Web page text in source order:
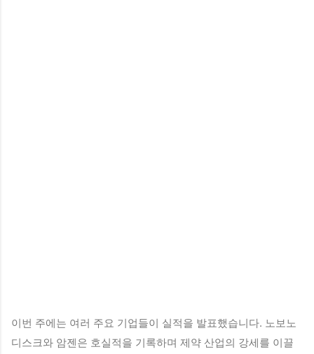
이번 주에는 여러 주요 기업들이 실적을 발표했습니다. 노보노
디스크와 암젠은 호실적을 기록하며 제약 산업의 강세를 이끌